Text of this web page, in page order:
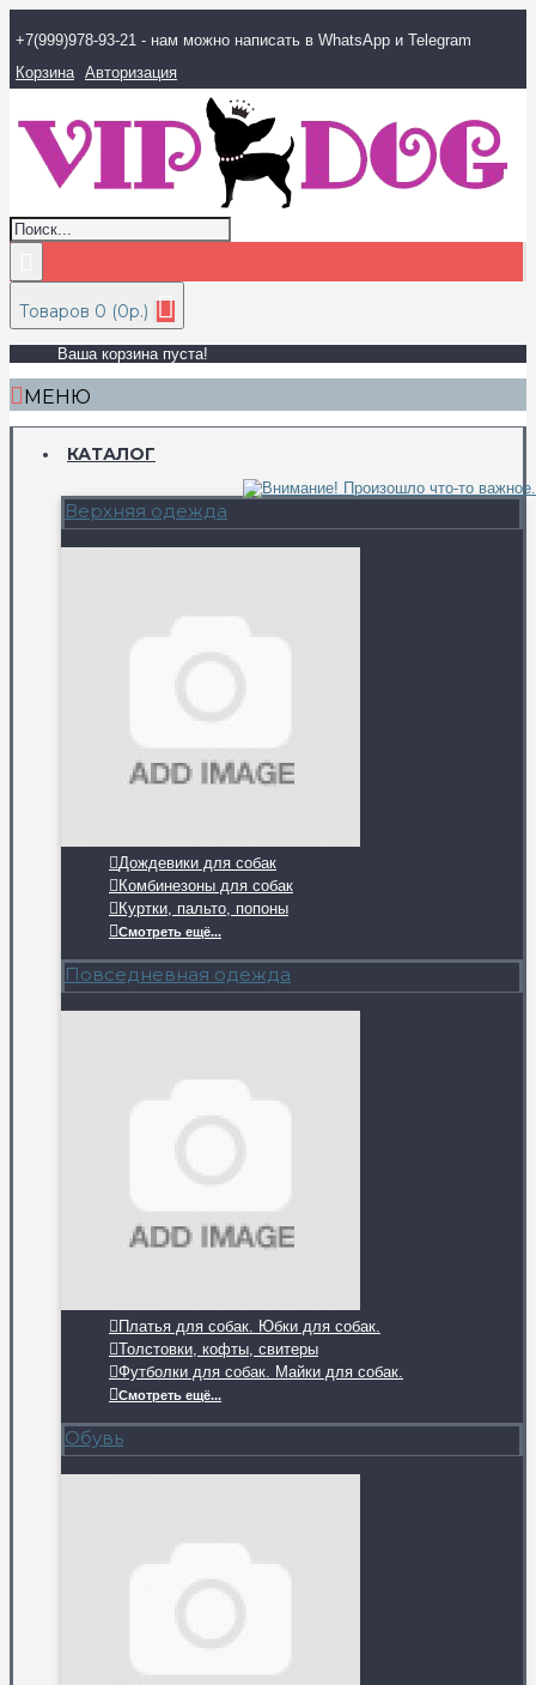
+7(999)978-93-21 - нам можно написать в WhatsApp и Telegram
Корзина Авторизация
Товаров 0 (0р.)
Ваша корзина пуста!
МЕНЮ
КАТАЛОГ
Верхняя одежда
Дождевики для собак
Комбинезоны для собак
Куртки, пальто, попоны
Смотреть ещё...
Повседневная одежда
Платья для собак. Юбки для собак.
Толстовки, кофты, свитеры
Футболки для собак. Майки для собак.
Смотреть ещё...
Обувь